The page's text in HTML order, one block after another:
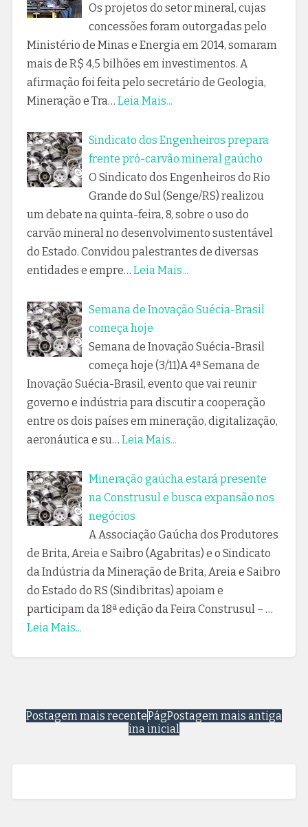
Os projetos do setor mineral, cujas
concessões foram outorgadas pelo
Ministério de Minas e Energia em 2014, somaram
mais de R$ 4,5 bilhões em investimentos. A
afirmação foi feita pelo secretário de Geologia,
Mineração e Tra… Leia Mais...
Sindicato dos Engenheiros prepara
frente pró-carvão mineral gaúcho
O Sindicato dos Engenheiros do Rio
Grande do Sul (Senge/RS) realizou
um debate na quinta-feira, 8, sobre o uso do
carvão mineral no desenvolvimento sustentável
do Estado. Convidou palestrantes de diversas
entidades e empre… Leia Mais...
Semana de Inovação Suécia-Brasil
começa hoje
Semana de Inovação Suécia-Brasil
começa hoje (3/11)A 4ª Semana de
Inovação Suécia-Brasil, evento que vai reunir
governo e indústria para discutir a cooperação
entre os dois países em mineração, digitalização,
aeronáutica e su… Leia Mais...
Mineração gaúcha estará presente
na Construsul e busca expansão nos
negócios
A Associação Gaúcha dos Produtores
de Brita, Areia e Saibro (Agabritas) e o Sindicato
da Indústria da Mineração de Brita, Areia e Saibro
do Estado do RS (Sindibritas) apoiam e
participam da 18ª edição da Feira Construsul – …
Leia Mais...
Postagem mais recente Postagem mais antiga
Pág
ina inicial